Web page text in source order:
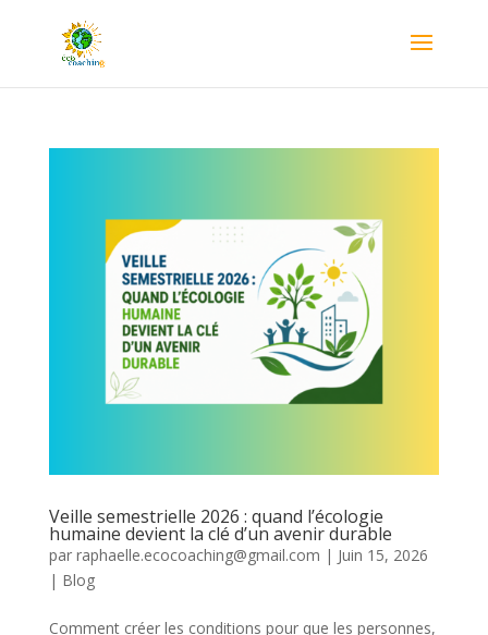
Veille semestrielle 2026 : quand l’écologie
humaine devient la clé d’un avenir durable
par raphaelle.ecocoaching@gmail.com | Juin 15, 2026
| Blog
Comment créer les conditions pour que les personnes,